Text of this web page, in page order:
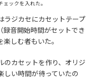
ェックを入れた。
ラジカセにカセットテープ
録音開始時間がセットでき
しむ者もいた。
カセットを作り、オリジ
しい時間が待っていたの